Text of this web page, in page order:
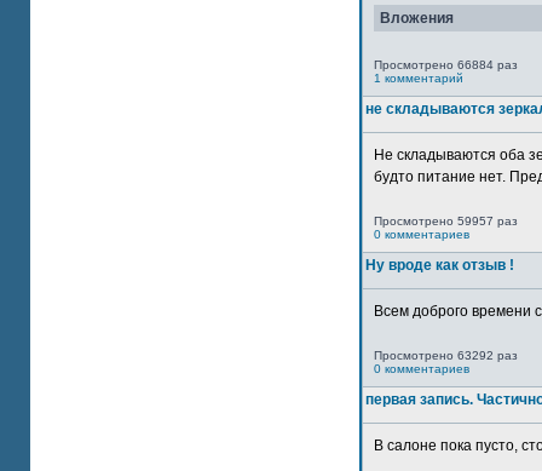
Вложения
Просмотрено 66884 раз
1 комментарий
не складываются
Не складываются оба
будто питание нет.
Просмотрено 59957 раз
0 комментариев
Ну вроде как отзыв !
Всем доброго времени
Просмотрено 63292 раз
0 комментариев
первая запись.
В салоне пока пусто,